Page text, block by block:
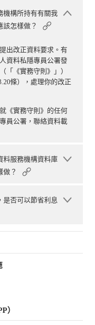
機構所持有有關我
該怎樣做？
出改正資料要求。有
資料私隱專員公署發
（「《實務守則》」）
條），處理你的改正
就《實務守則》的任何
員公署，聯絡資料載
料服務機構資料庫
做？
是否可以節省利息
）